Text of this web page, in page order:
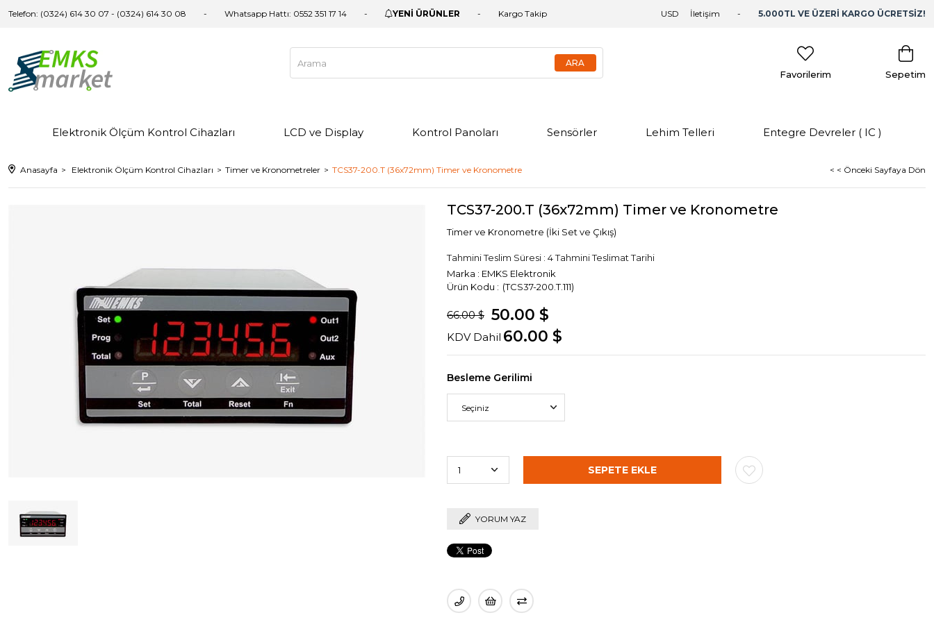
Telefon: (0324) 614 30 07 - (0324) 614 30 08 Whatsapp Hattı: 0552 351 17 14 YENİ ÜRÜNLER Kargo Takip İletişim 5.000TL VE ÜZERİ KARGO ÜCRETSİZ!
USD
Sepetim
Favorilerim
Elektronik Ölçüm Kontrol Cihazları LCD ve Display Kontrol Panoları Sensörler Lehim Telleri Entegre Devreler ( IC )
Anasayfa Elektronik Ölçüm Kontrol Cihazları Timer ve Kronometreler TCS37-200.T (36x72mm) Timer ve Kronometre < < Önceki Sayfaya Dön
TCS37-200.T (36x72mm) Timer ve Kronometre
Timer ve Kronometre (İki Set ve Çıkış)
Tahmini Teslim Süresi : 4 Tahmini Teslimat Tarihi
Marka : EMKS Elektronik
(TCS37-200.T.111)
66.00 $ 50.00 $
KDV Dahil 60.00 $
Besleme Gerilimi
YORUM YAZ